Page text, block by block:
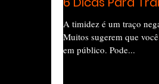
A timidez é um traço
Muitos sugerem que
em público. Pode...